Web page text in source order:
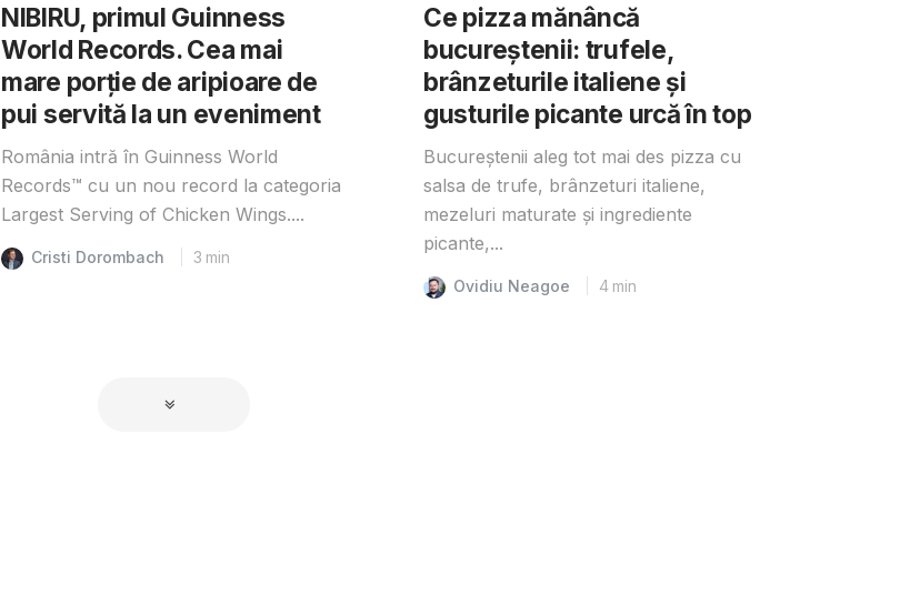
NIBIRU, primul Guinness
World Records. Cea mai
mare porție de aripioare de
pui servită la un eveniment
România intră în Guinness World
Records™️ cu un nou record la categoria
Largest Serving of Chicken Wings....
Cristi Dorombach 3 min
Ce pizza mănâncă
bucureștenii: trufele,
brânzeturile italiene și
gusturile picante urcă în top
Bucureștenii aleg tot mai des pizza cu
salsa de trufe, brânzeturi italiene,
mezeluri maturate și ingrediente
picante,...
Ovidiu Neagoe 4 min